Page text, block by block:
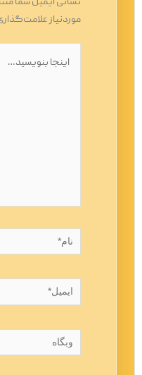
موردنیاز
بنویسید…
ایمیل*
وبگاه